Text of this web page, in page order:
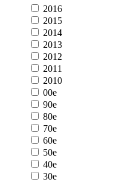
2016
2015
2014
2013
2012
2011
2010
00e
90e
80e
70e
60e
50e
40e
30e